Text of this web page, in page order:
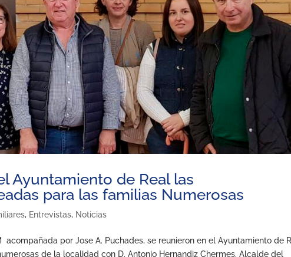
Ayuntamiento de Real las
para las familias Numerosas
, Entrevistas, Noticias
acompañada por Jose A. Puchades, se reunieron en el Ayuntamiento de
de la localidad con D. Antonio Hernandiz Chermes, Alcalde del